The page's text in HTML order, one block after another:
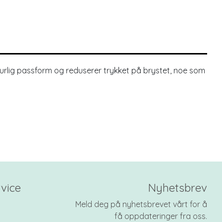
passform og reduserer trykket på brystet, noe som
Nyhetsbrev
Meld deg på nyhetsbrevet vårt for å
få oppdateringer fra oss.